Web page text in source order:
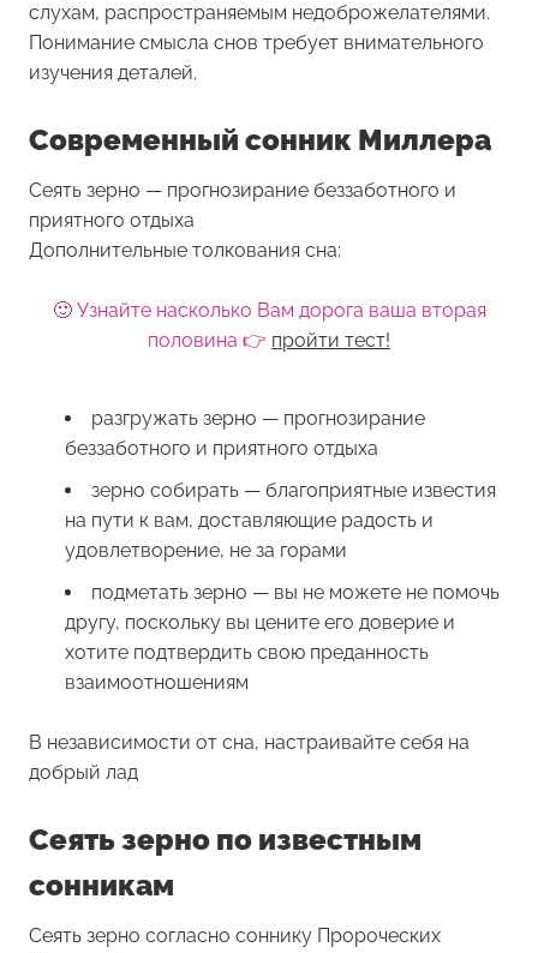
слухам, распространяемым недоброжелателями.
Понимание смысла снов требует внимательного
изучения деталей.
Современный сонник Миллера
Сеять зерно — прогнозирание беззаботного и
приятного отдыха
Дополнительные толкования сна:
🙂 Узнайте насколько Вам дорога ваша вторая
половина 👉 пройти тест!
разгружать зерно — прогнозирание
беззаботного и приятного отдыха
зерно собирать — благоприятные известия
на пути к вам, доставляющие радость и
удовлетворение, не за горами
подметать зерно — вы не можете не помочь
другу, поскольку вы цените его доверие и
хотите подтвердить свою преданность
взаимоотношениям
В независимости от сна, настраивайте себя на
добрый лад
Сеять зерно по известным
сонникам
Сеять зерно согласно соннику Пророческих